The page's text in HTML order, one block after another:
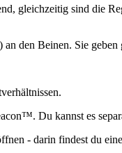
gleichzeitig sind die
den Beinen. Sie
Du kannst es
- darin findest du